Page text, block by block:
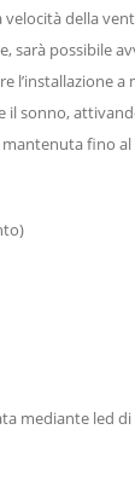
della
sarà possibile
l’installazione
sonno,
mantenuta fino
mediante led